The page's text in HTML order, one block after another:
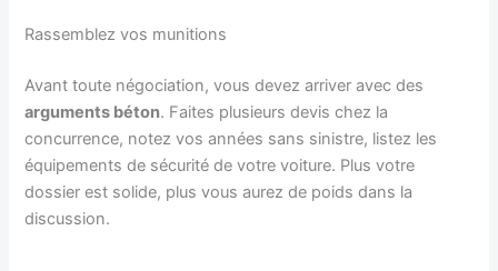
Rassemblez vos munitions
Avant toute négociation, vous devez arriver avec des
arguments béton. Faites plusieurs devis chez la
concurrence, notez vos années sans sinistre, listez les
équipements de sécurité de votre voiture. Plus votre
dossier est solide, plus vous aurez de poids dans la
discussion.